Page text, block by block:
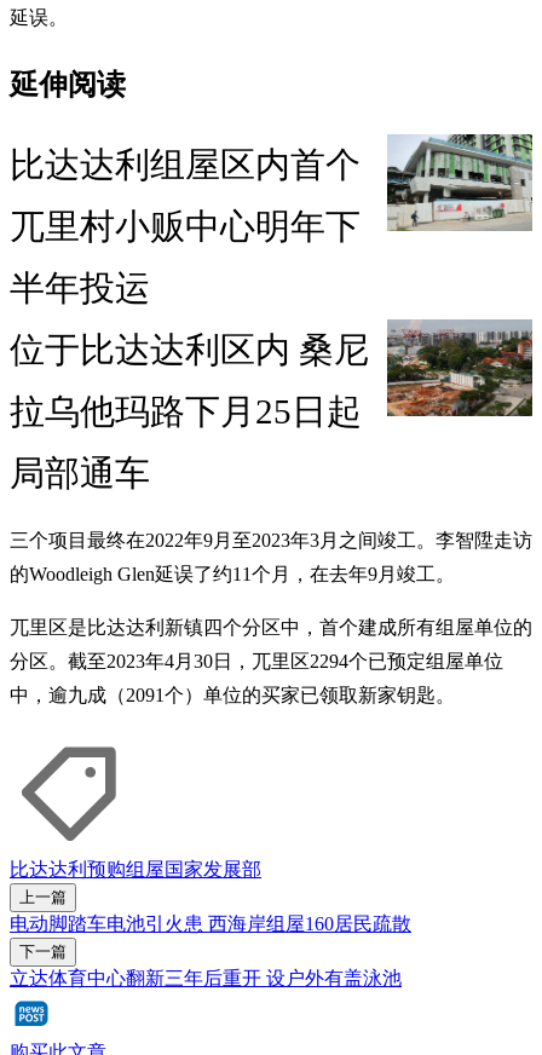
延误。
延伸阅读
比达达利组屋区内首个
兀里村小贩中心明年下
半年投运
位于比达达利区内 桑尼
拉乌他玛路下月25日起
局部通车
三个项目最终在2022年9月至2023年3月之间竣工。李智陞走访
的Woodleigh Glen延误了约11个月，在去年9月竣工。
兀里区是比达达利新镇四个分区中，首个建成所有组屋单位的
分区。截至2023年4月30日，兀里区2294个已预定组屋单位
中，逾九成（2091个）单位的买家已领取新家钥匙。
比达达利 预购组屋国家发展部
上一篇
电动脚踏车电池引火患 西海岸组屋160居民疏散
下一篇
立达体育中心翻新三年后重开 设户外有盖泳池